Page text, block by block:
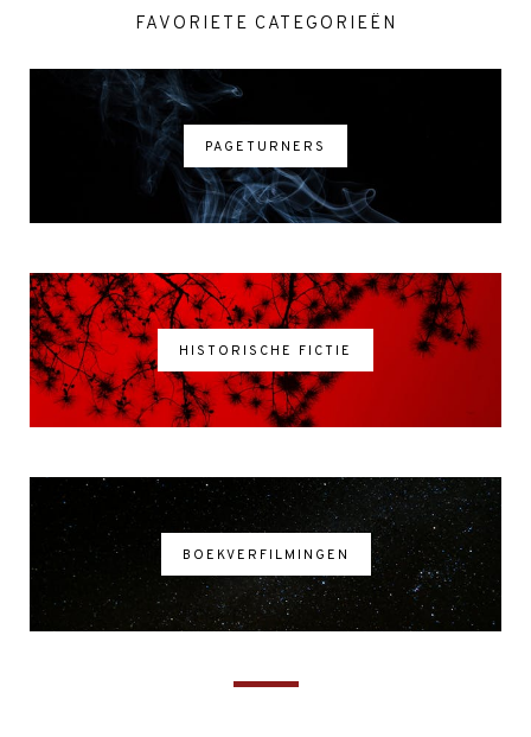
FAVORIETE CATEGORIEËN
PAGETURNERS
HISTORISCHE FICTIE
BOEKVERFILMINGEN